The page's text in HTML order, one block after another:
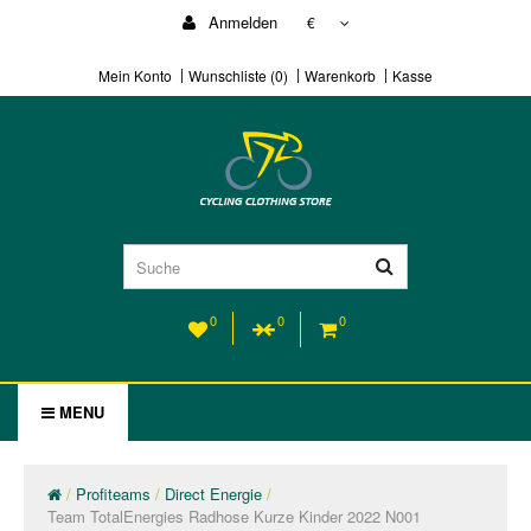
Anmelden €
Mein Konto Wunschliste (0) Warenkorb Kasse
0 0 0
MENU
Profiteams
Direct Energie
Team TotalEnergies Radhose Kurze Kinder 2022 N001